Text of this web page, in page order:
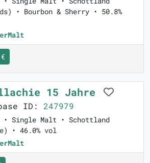
• Bourbon & Sherry • 50.8%
15 Jahre
ID: 247979
• Single Malt • Schottland
• 46.0% vol